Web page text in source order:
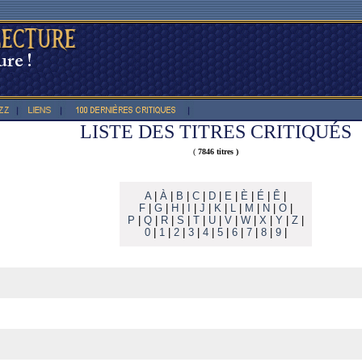
LISTE DES TITRES CRITIQUÉS
( 7846 titres )
A| À B C D E È É Ê
F| G| H J K| L| M N O|
P
Q| R| S T| U| V| W| X| Y| Z|
0| 1| 2| 3| 4| 5| 6| 7| 8| 9|